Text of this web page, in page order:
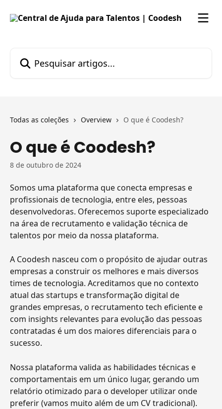
Todas as coleções Overview O que é Coodesh?
O que é Coodesh?
8 de outubro de 2024
Somos uma plataforma que conecta empresas e
profissionais de tecnologia, entre eles, pessoas
desenvolvedoras. Oferecemos suporte especializado
na área de recrutamento e validação técnica de
talentos por meio da nossa plataforma.
A Coodesh nasceu com o propósito de ajudar outras
empresas a construir os melhores e mais diversos
times de tecnologia. Acreditamos que no contexto
atual das startups e transformação digital de
grandes empresas, o recrutamento tech eficiente e
com insights relevantes para evolução das pessoas
contratadas é um dos maiores diferenciais para o
sucesso.
Nossa plataforma valida as habilidades técnicas e
comportamentais em um único lugar, gerando um
relatório otimizado para o developer utilizar onde
preferir (vamos muito além de um CV tradicional).